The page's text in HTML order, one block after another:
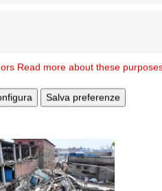
Read more about these
Salva preferenze